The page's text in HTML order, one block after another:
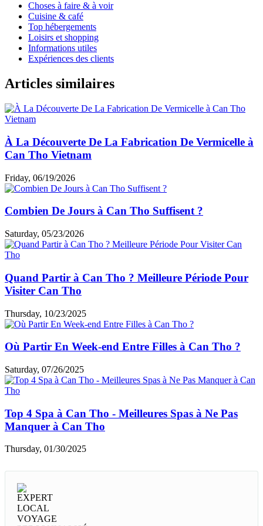
Choses à faire & à voir
Cuisine & café
Top hébergements
Loisirs et shopping
Informations utiles
Expériences des clients
Articles similaires
À La Découverte De La Fabrication De Vermicelle à
Can Tho Vietnam
Friday, 06/19/2026
Combien De Jours à Can Tho Suffisent ?
Saturday, 05/23/2026
Quand Partir à Can Tho ? Meilleure Période Pour
Visiter Can Tho
Thursday, 10/23/2025
Où Partir En Week-end Entre Filles à Can Tho ?
Saturday, 07/26/2025
Top 4 Spa à Can Tho - Meilleures Spas à Ne Pas
Manquer à Can Tho
Thursday, 01/30/2025